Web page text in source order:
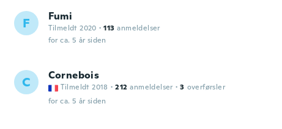
F Fumi
Tilmeldt 2020 · 113 anmeldelser
for ca. 5 år siden
C Cornebois
Tilmeldt 2018 · 212 anmeldelser · 3 overførsler
for ca. 5 år siden